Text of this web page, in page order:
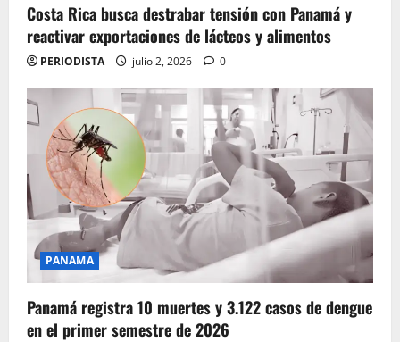
Costa Rica busca destrabar tensión con Panamá y
reactivar exportaciones de lácteos y alimentos
PERIODISTA julio 2, 2026 0
PANAMA
Panamá registra 10 muertes y 3.122 casos de dengue
en el primer semestre de 2026